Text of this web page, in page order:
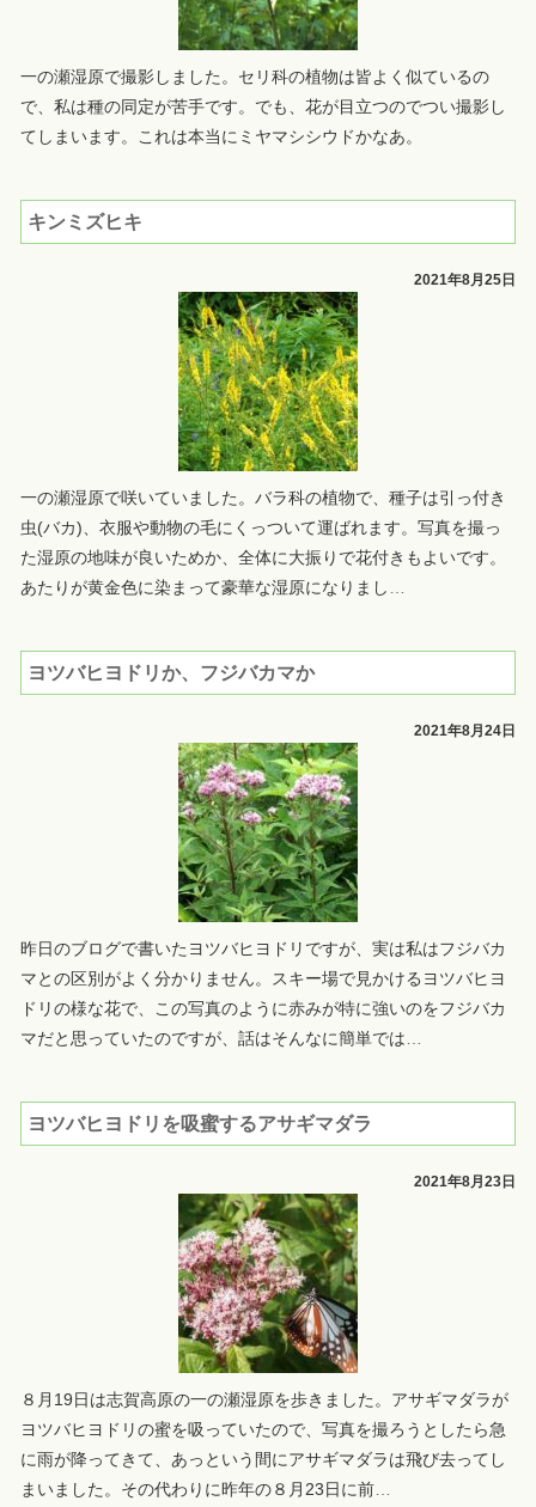
一の瀬湿原で撮影しました。セリ科の植物は皆よく似ているの
で、私は種の同定が苦手です。でも、花が目立つのでつい撮影し
てしまいます。これは本当にミヤマシシウドかなあ。
キンミズヒキ
2021年8月25日
一の瀬湿原で咲いていました。バラ科の植物で、種子は引っ付き
虫(バカ)、衣服や動物の毛にくっついて運ばれます。写真を撮っ
た湿原の地味が良いためか、全体に大振りで花付きもよいです。
あたりが黄金色に染まって豪華な湿原になりまし …
ヨツバヒヨドリか、フジバカマか
2021年8月24日
昨日のブログで書いたヨツバヒヨドリですが、実は私はフジバカ
マとの区別がよく分かりません。スキー場で見かけるヨツバヒヨ
ドリの様な花で、この写真のように赤みが特に強いのをフジバカ
マだと思っていたのですが、話はそんなに簡単では…
ヨツバヒヨドリを吸蜜するアサギマダラ
2021年8月23日
８月19日は志賀高原の一の瀬湿原を歩きました。アサギマダラが
ヨツバヒヨドリの蜜を吸っていたので、写真を撮ろうとしたら急
に雨が降ってきて、あっという間にアサギマダラは飛び去ってし
まいました。その代わりに昨年の８月23日に前…